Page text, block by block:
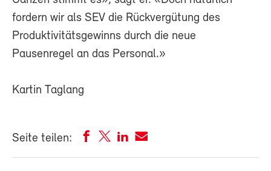
fordern wir als SEV die Rückvergütung des
Produktivitätsgewinns durch die neue
Pausenregel an das Personal.»
Kartin Taglang
Seite teilen: